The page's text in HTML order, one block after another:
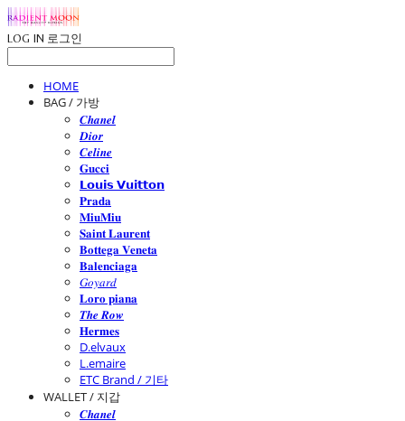
LOG IN 로그인
HOME
BAG / 가방
𝑪𝒉𝒂𝒏𝒆𝒍
𝑫𝒊𝒐𝒓
𝑪𝒆𝒍𝒊𝒏𝒆
𝐆𝐮𝐜𝐜𝐢
𝗟𝗼𝘂𝗶𝘀 𝗩𝘂𝗶𝘁𝘁𝗼𝗻
𝐏𝐫𝐚𝐝𝐚
𝐌𝐢𝐮𝐌𝐢𝐮
𝐒𝐚𝐢𝐧𝐭 𝐋𝐚𝐮𝐫𝐞𝐧𝐭
𝐁𝐨𝐭𝐭𝐞𝐠𝐚 𝐕𝐞𝐧𝐞𝐭𝐚
𝐁𝐚𝐥𝐞𝐧𝐜𝐢𝐚𝐠𝐚
𝐺𝑜𝑦𝑎𝑟𝑑
𝐋𝐨𝐫𝐨 𝐩𝐢𝐚𝐧𝐚
𝑻𝒉𝒆 𝑹𝒐𝒘
𝐇𝐞𝐫𝐦𝐞𝐬
D.elvaux
L.emaire
ETC Brand / 기타
WALLET / 지갑
𝑪𝒉𝒂𝒏𝒆𝒍